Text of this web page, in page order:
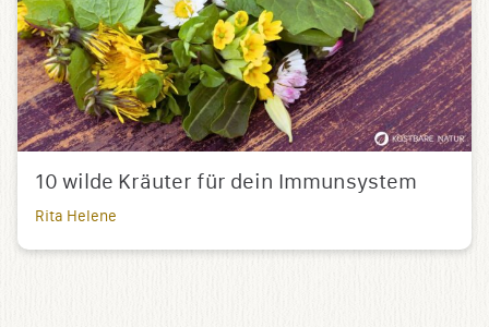
10 wilde Kräuter für dein Immunsystem
Rita Helene